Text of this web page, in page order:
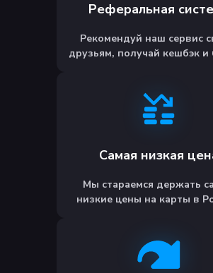
Реферальная
Рекомендуй наш сервис
друзьям, получай кешбэк и
Самая низкая
Мы стараемся держать
низкие цены на карты в